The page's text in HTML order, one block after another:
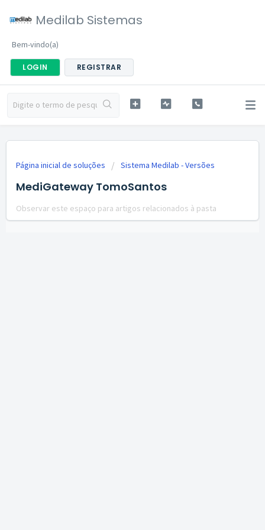
Medilab Sistemas
Bem-vindo(a)
LOGIN REGISTRAR
Página inicial de soluções Sistema Medilab - Versões
MediGateway TomoSantos
Observar este espaço para artigos relacionados à pasta